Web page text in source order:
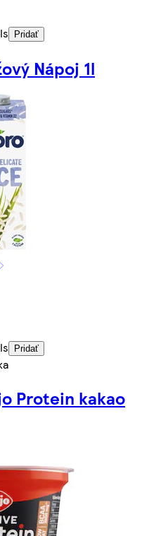
Pridať
Nápoj 1l
Pridať
Protein kakao